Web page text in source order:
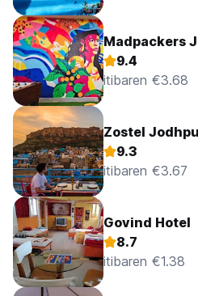
Madpackers
9.4
itibaren €3.68
Zostel
9.3
itibaren €3.67
Govind Hotel
8.7
itibaren €1.38